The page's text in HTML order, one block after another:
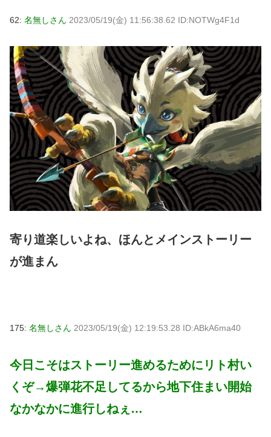
62: 名無しさん 2023/05/19(金) 11:56:38.62 ID:NOTWg4F1d
寄り道楽しいよね、ほんとメインストーリー
が進まん
175: 名無しさん 2023/05/19(金) 12:19:53.28 ID:ABkA6ma40
今日こそはストーリー進めるためにリト村い
くぞ→爆弾花不足してるから地下住まい開始
なかなかに進行しねぇ…